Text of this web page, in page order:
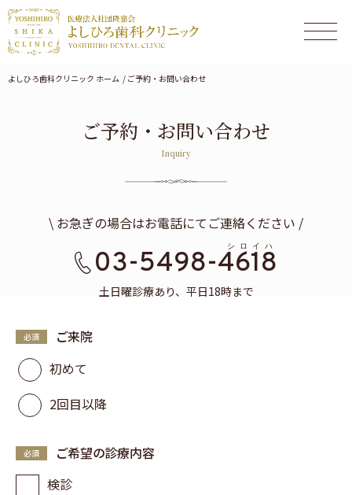
よしひろ歯科クリニック ホーム ご予約・お問い合わせ
ご予約・お問い合わせ
Inquiry
\ お急ぎの場合はお電話にてご連絡ください /
03-5498-4618
土日曜診療あり、平日18時まで
ご来院
初めて
2回目以降
ご希望の診療内容
検診